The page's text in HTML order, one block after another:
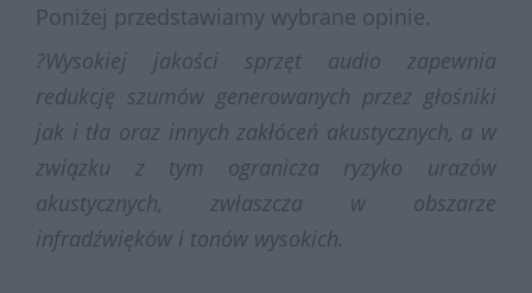
Poniżej przedstawiamy wybrane opinie.
?Wysokiej jakości sprzęt audio zapewnia
redukcję szumów generowanych przez głośniki
jak i tła oraz innych zakłóceń akustycznych, a w
związku z tym ogranicza ryzyko urazów
akustycznych, zwłaszcza w obszarze
infradźwięków i tonów wysokich.